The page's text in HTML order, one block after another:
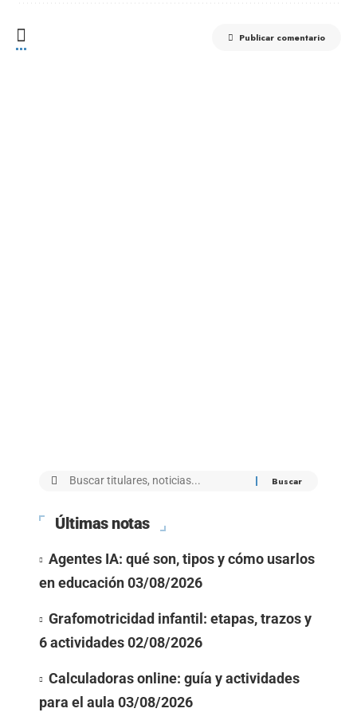
Publicar comentario
Últimas notas
Agentes IA: qué son, tipos y cómo usarlos
en educación03/08/2026
Grafomotricidad infantil: etapas, trazos y
6 actividades02/08/2026
Calculadoras online: guía y actividades
para el aula 03/08/2026